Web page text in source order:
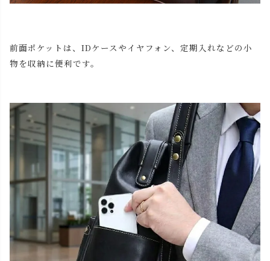
前面ポケットは、IDケースやイヤフォン、定期入れなどの小
物を収納に便利です。